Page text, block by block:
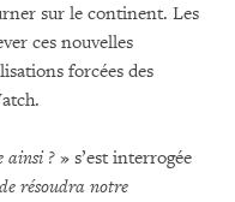
sur le continent. Les
ces nouvelles
forcées des
ainsi ? » s’est interrogée
résoudra notre